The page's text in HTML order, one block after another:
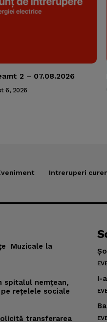
2 – 07.08.2026
6, 2026
Intreruperi
Muzicale la
spitalul nemţean,
reţelele sociale
transferarea
I-